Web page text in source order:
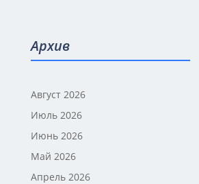
Архив
Август 2026
Июль 2026
Июнь 2026
Май 2026
Апрель 2026